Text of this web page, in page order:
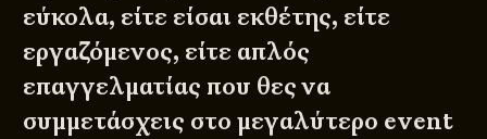
εύκολα, είτε είσαι εκθέτης, είτε
εργαζόμενος, είτε απλός
επαγγελματίας που θες να
συμμετάσχεις στο μεγαλύτερο event